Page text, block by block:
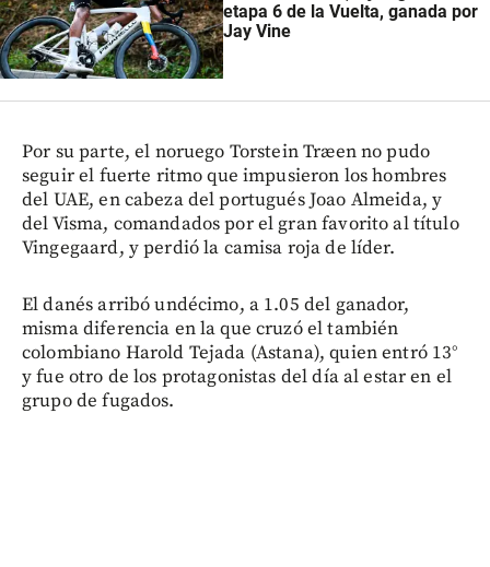
etapa 6 de la Vuelta, ganada por
Jay Vine
Por su parte, el noruego Torstein Træen no pudo
seguir el fuerte ritmo que impusieron los hombres
del UAE, en cabeza del portugués Joao Almeida, y
del Visma, comandados por el gran favorito al título
Vingegaard, y perdió la camisa roja de líder.
El danés arribó undécimo, a 1.05 del ganador,
misma diferencia en la que cruzó el también
colombiano Harold Tejada (Astana), quien entró 13°
y fue otro de los protagonistas del día al estar en el
grupo de fugados.